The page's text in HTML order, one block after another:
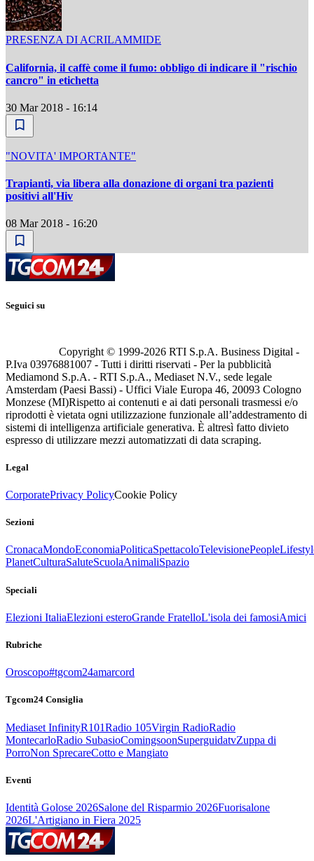
PRESENZA DI ACRILAMMIDE
California, il caffè come il fumo: obbligo di indicare il "rischio
cancro" in etichetta
30 Mar 2018 - 16:14
"NOVITA' IMPORTANTE"
Trapianti, via libera alla donazione di organi tra pazienti
positivi all'Hiv
08 Mar 2018 - 16:20
Seguici su
Copyright © 1999-2026 RTI S.p.A. Business Digital -
P.Iva 03976881007 - Tutti i diritti riservati - Per la pubblicità
Mediamond S.p.A. - RTI S.p.A., Mediaset N.V., sede legale
Amsterdam (Paesi Bassi) - Uffici Viale Europa 46, 20093 Cologno
Monzese (MI)Rispetto ai contenuti e ai dati personali trasmessi e/o
riprodotti è vietata ogni utilizzazione funzionale all’addestramento di
sistemi di intelligenza artificiale generativa. È altresì fatto divieto
espresso di utilizzare mezzi automatizzati di data scraping.
Legal
CorporatePrivacy PolicyCookie Policy
Sezioni
CronacaMondoEconomiaPoliticaSpettacoloTelevisionePeople
PlanetCulturaSaluteScuolaAnimaliSpazio
Speciali
Elezioni ItaliaElezioni esteroGrande FratelloL'isola dei famosiAmici
Rubriche
Oroscopo#tgcom24amarcord
Tgcom24 Consiglia
Mediaset InfinityR101Radio 105Virgin RadioRadio
MontecarloRadio SubasioComingsoonSuperguidatvZuppa di
PorroNon SprecareCotto e Mangiato
Eventi
Identità Golose 2026Salone del Risparmio 2026Fuorisalone
2026L'Artigiano in Fiera 2025